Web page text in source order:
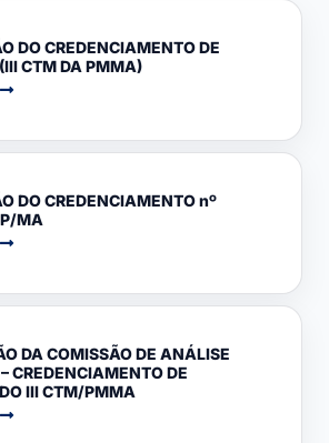
DO CREDENCIAMENTO DE
CTM DA PMMA)
DO CREDENCIAMENTO nº
MA
DA COMISSÃO DE ANÁLISE
CREDENCIAMENTO DE
III CTM/PMMA